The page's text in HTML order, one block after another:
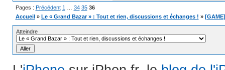
Pages : Précédent 1 34 35 36
Accueil » Le « Grand Bazar » : Tout et rien, discussions et échanges ! »
Atteindre